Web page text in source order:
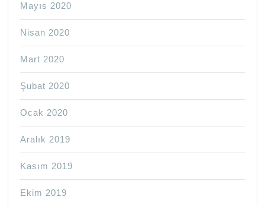
Mayıs 2020
Nisan 2020
Mart 2020
Şubat 2020
Ocak 2020
Aralık 2019
Kasım 2019
Ekim 2019